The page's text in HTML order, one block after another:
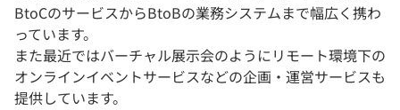
BtoCのサービスからBtoBの業務システムまで幅広く携わ
っています。
また最近ではバーチャル展示会のようにリモート環境下の
オンラインイベントサービスなどの企画・運営サービスも
提供しています。